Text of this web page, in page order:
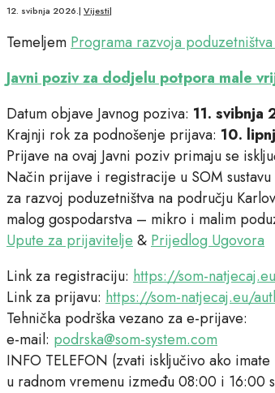
12. svibnja 2026.| Vijesti|
Temeljem Programa razvoja
Javni poziv za dodjelu potpora male
Datum objave Javnog poziva: 11. svibnja
Krajnji rok za podnošenje prijava: 10.
Prijave na ovaj Javni poziv primaju se
Način prijave i registracije u SOM sustavu
za razvoj poduzetništva na području
malog gospodarstva – mikro i malim
Upute za prijavitelje & Prijedlog Ugovora
Link za registraciju: https://som-
Link za prijavu: https://som-natjecaj.eu/
Tehnička podrška vezano za e-prijave:
e-mail: podrska@som-system.com
INFO TELEFON (zvati isključivo ako
u radnom vremenu između 08:00 i 16:00